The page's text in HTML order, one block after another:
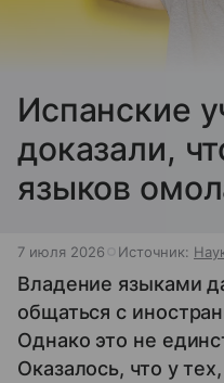
Испанские
доказали,
языков
7 июля 2026 Источник:
Владение языками
общаться с
Однако это не
Оказалось, что у